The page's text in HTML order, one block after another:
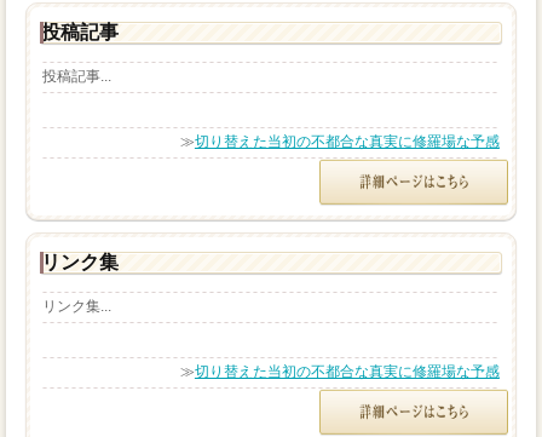
投稿記事
投稿記事...
≫切り替えた当初の不都合な真実に修羅場な予感
リンク集
リンク集...
≫切り替えた当初の不都合な真実に修羅場な予感